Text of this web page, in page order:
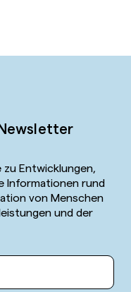
Entwicklungen,
Informationen rund
von Menschen
und der